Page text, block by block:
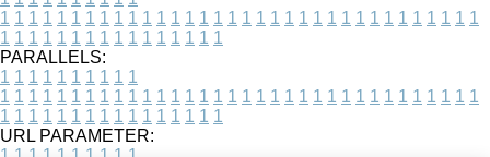
1 1 1 1 1 1 1 1 1 1 1 1 1 1 1 1 1 1 1 1 1 1 1 1 1 1 1 1 1 1 1 1 1 1
1 1 1 1 1 1 1 1 1 1 1 1 1 1 1 1
PARALLELS:
1 1 1 1 1 1 1 1 1 1
1 1 1 1 1 1 1 1 1 1 1 1 1 1 1 1 1 1 1 1 1 1 1 1 1 1 1 1 1 1 1 1 1 1
1 1 1 1 1 1 1 1 1 1 1 1 1 1 1 1
URL PARAMETER: